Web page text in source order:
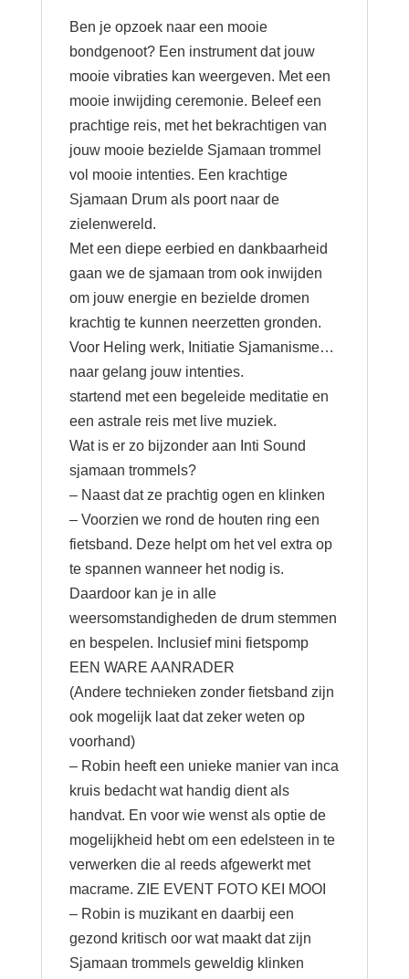
Ben je opzoek naar een mooie
bondgenoot? Een instrument dat jouw
mooie vibraties kan weergeven. Met een
mooie inwijding ceremonie. Beleef een
prachtige reis, met het bekrachtigen van
jouw mooie bezielde Sjamaan trommel
vol mooie intenties. Een krachtige
Sjamaan Drum als poort naar de
zielenwereld.
Met een diepe eerbied en dankbaarheid
gaan we de sjamaan trom ook inwijden
om jouw energie en bezielde dromen
krachtig te kunnen neerzetten gronden.
Voor Heling werk, Initiatie Sjamanisme…
naar gelang jouw intenties.
startend met een begeleide meditatie en
een astrale reis met live muziek.
Wat is er zo bijzonder aan Inti Sound
sjamaan trommels?
– Naast dat ze prachtig ogen en klinken
– Voorzien we rond de houten ring een
fietsband. Deze helpt om het vel extra op
te spannen wanneer het nodig is.
Daardoor kan je in alle
weersomstandigheden de drum stemmen
en bespelen. Inclusief mini fietspomp
EEN WARE AANRADER
(Andere technieken zonder fietsband zijn
ook mogelijk laat dat zeker weten op
voorhand)
– Robin heeft een unieke manier van inca
kruis bedacht wat handig dient als
handvat. En voor wie wenst als optie de
mogelijkheid hebt om een edelsteen in te
verwerken die al reeds afgewerkt met
macrame. ZIE EVENT FOTO KEI MOOI
– Robin is muzikant en daarbij een
gezond kritisch oor wat maakt dat zijn
Sjamaan trommels geweldig klinken